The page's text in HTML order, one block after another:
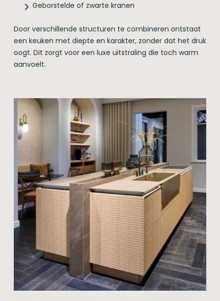
Geborstelde of zwarte kranen
Door verschillende structuren te combineren ontstaat
een keuken met diepte en karakter, zonder dat het druk
oogt. Dit zorgt voor een luxe uitstraling die toch warm
aanvoelt.